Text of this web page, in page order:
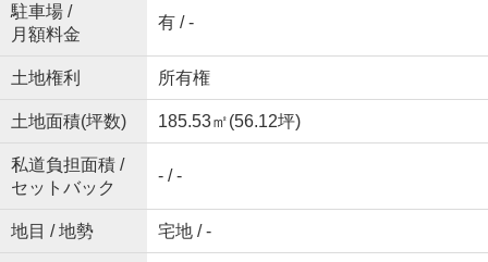
駐車場 /
月額料金
有 / -
土地権利 所有権
土地面積(坪数) 185.53㎡(56.12坪)
私道負担面積 /
セットバック
- / -
地目 / 地勢 宅地 / -